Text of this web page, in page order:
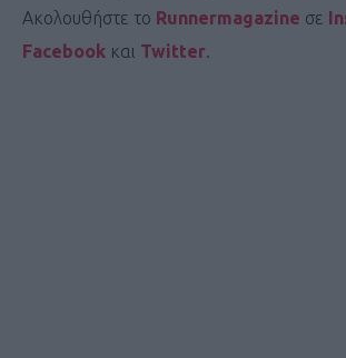
Ακολουθήστε το Runnermagazine σε
Facebook και Twitter.